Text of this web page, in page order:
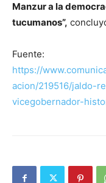
Manzur a la
tucumanos”,
Fuente:
https://
acion/219516/jaldo-
vicegobernador-